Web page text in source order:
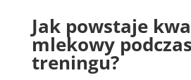
Jak powstaje
mlekowy podczas
treningu?